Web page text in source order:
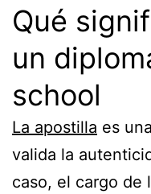
Qué
un
school
La apostilla es
valida la
caso, el cargo de